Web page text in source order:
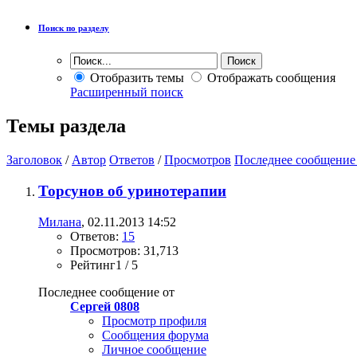
Поиск по разделу
Отобразить темы
Отображать сообщения
Расширенный поиск
Темы раздела
Заголовок / Автор Ответов /Просмотров Последнее сообщение
Торсунов об уринотерапии
Милана, 02.11.2013 14:52
Ответов: 15
Просмотров: 31,713
Рейтинг1 / 5
Последнее сообщение от
Сергей 0808
Просмотр профиля
Сообщения форума
Личное сообщение